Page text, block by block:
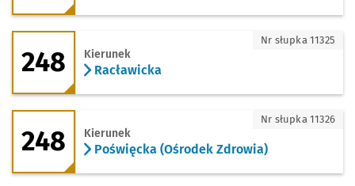
248 - kierunek Racławicka
248 Kierunek
Racławicka
Nr słupka 11325
248 - kierunek Poświęcka (Ośrodek
248 Kierunek
Poświęcka (Ośrodek Zdrowia)
Nr słupka 11326